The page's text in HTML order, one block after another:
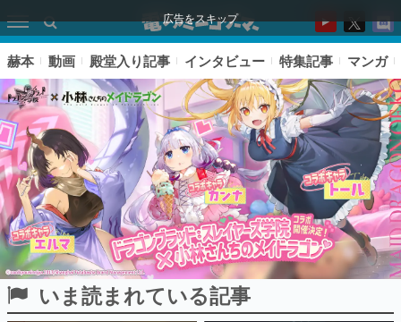
広告をスキップ
ピックアップ
赫本 動画 殿堂入り記事 インタビュー 特集記事 マンガ
いま読まれている記事